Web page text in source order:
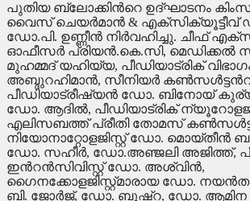
പുതിയ ബ്ലോക്കിന്‍റെ ഉദ്ഘാടനം
വൈസ് ചെയര്‍മാന്‍ & എക്സിക്യൂട്ടീവ്
ഡോ.പി. ഉണ്ണീന്‍ നിര്‍വഹിച്ചു. ചീഫ്
ഓഫീസര്‍ പ്രിയന്‍.കെ.സി,
മുഹമ്മദ് യഹിയ്യ, പീഡിയാട്രിക്
അബ്ദുറഹിമാന്‍, സീനിയര്‍
പീഡിയാട്രീഷ്യന്‍ ഡോ. ബിനോയ്
ഡോ. ആദില്‍, പീഡിയാട്രിക്
എലിസബത്ത് പ്രീതി തോമസ്
നിയോനാറ്റോളജിസ്റ്റ് ഡോ. മൊയ്തീന്‍
ഡോ. സഹീര്‍, ഡോ.അഞ്ജലി അജിത്ത്,
ഇന്‍റന്‍സിവിസ്റ്റ് ഡോ. അശ്വിന്‍,
ഗൈനക്കോളജിസ്റ്റ്മാരായ ഡോ.
ബി. ജോര്‍ജ്, ഡോ. ബുഷ്റ, ഡോ. ആമിന